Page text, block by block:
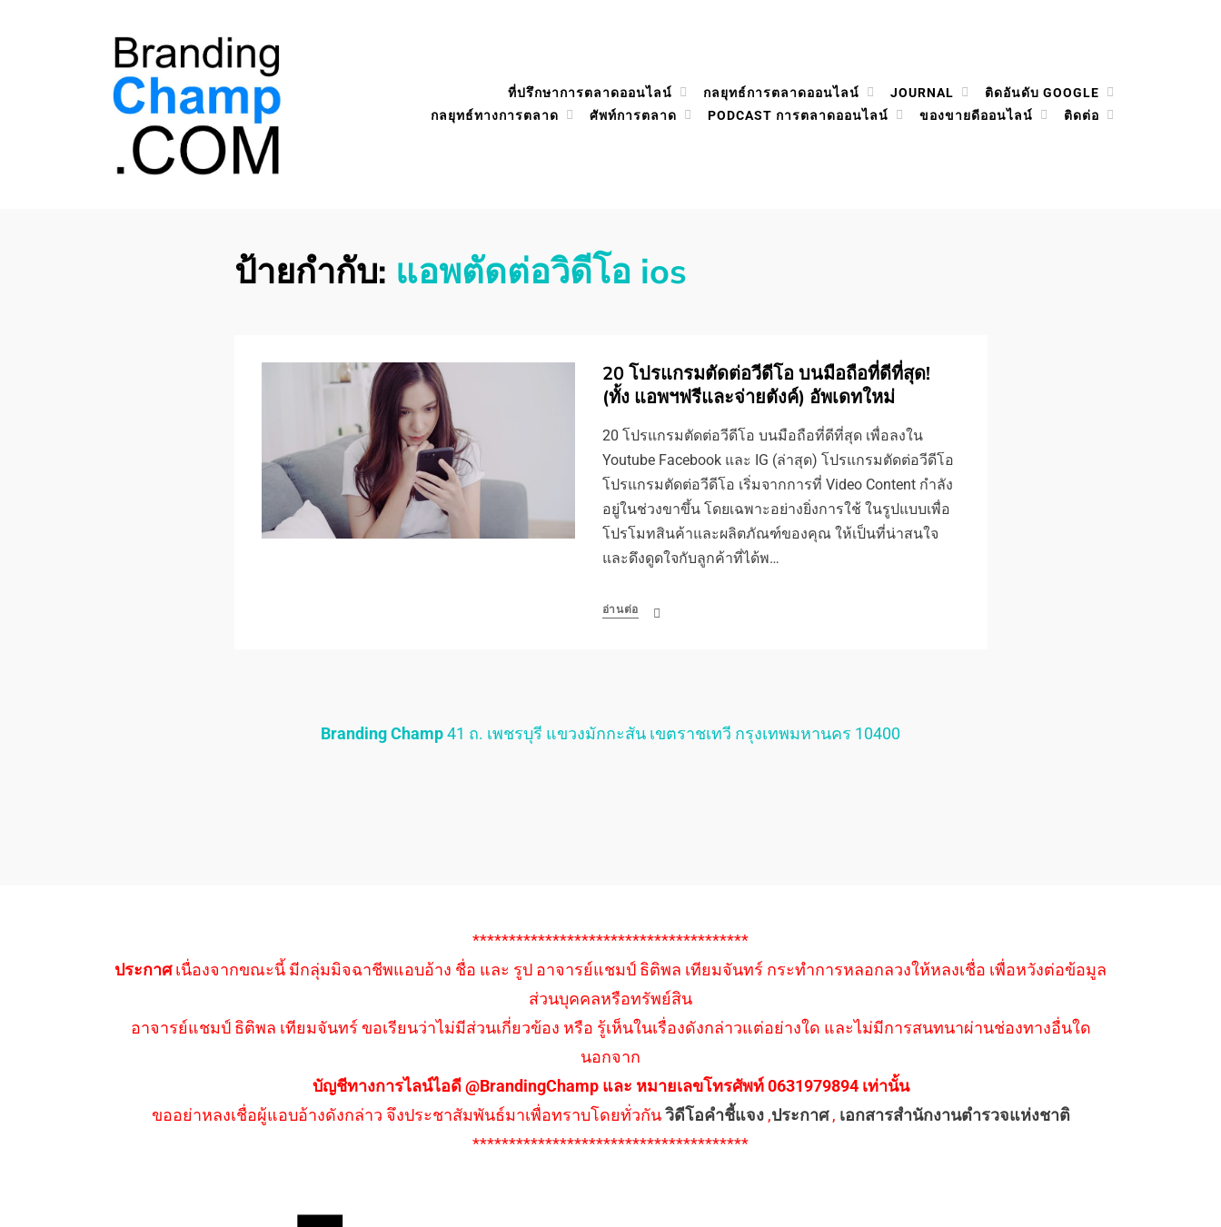
ที่ปรึกษาการตลาดออนไลน์ กลยุทธ์การตลาดออนไลน์ JOURNAL
ติดอันดับ GOOGLE
กลยุทธ์ทางการตลาด
ศัพท์การตลาด PODCAST การตลาดออนไลน์ ของขายดีออนไลน์ ติดต่อ
ป้ายกำกับ: แอพตัดต่อวิดีโอ ios
20 โปรแกรมตัดต่อวีดีโอ บนมือถือที่ดีที่สุด!
(ทั้ง แอพฯฟรีและจ่ายตังค์) อัพเดทใหม่
20 โปรแกรมตัดต่อวีดีโอ บนมือถือที่ดีที่สุด เพื่อลงใน
Youtube Facebook และ IG (ล่าสุด) โปรแกรมตัดต่อวีดีโอ
โปรแกรมตัดต่อวีดีโอ เริ่มจากการที่ Video Content กำลัง
อยู่ในช่วงขาขึ้น โดยเฉพาะอย่างยิ่งการใช้ ในรูปแบบเพื่อ
โปรโมทสินค้าและผลิตภัณฑ์ของคุณ ให้เป็นที่น่าสนใจ
และดึงดูดใจกับลูกค้าที่ได้พ…
อ่านต่อ
Branding Champ41 ถ. เพชรบุรี แขวงมักกะสัน เขตราชเทวี กรุงเทพมหานคร 10400
**************************************
ประกาศเนื่องจากขณะนี้ มีกลุ่มมิจฉาชีพแอบอ้าง ชื่อ และ รูป อาจารย์แชมป์ ธิติพล เทียมจันทร์ กระทำการหลอกลวงให้หลงเชื่อ เพื่อหวังต่อข้อมูล
ส่วนบุคคลหรือทรัพย์สิน
อาจารย์แชมป์ ธิติพล เทียมจันทร์ ขอเรียนว่าไม่มีส่วนเกี่ยวข้อง หรือ รู้เห็นในเรื่องดังกล่าวแต่อย่างใด และไม่มีการสนทนาผ่านช่องทางอื่นใด
นอกจาก
บัญชีทางการไลน์ไอดี @BrandingChamp และ หมายเลขโทรศัพท์ 0631979894 เท่านั้น
ขออย่าหลงเชื่อผู้แอบอ้างดังกล่าว จึงประชาสัมพันธ์มาเพื่อทราบโดยทั่วกันวิดีโอคำชี้แจง,ประกาศ, เอกสารสำนักงานตำรวจแห่งชาติ
**************************************